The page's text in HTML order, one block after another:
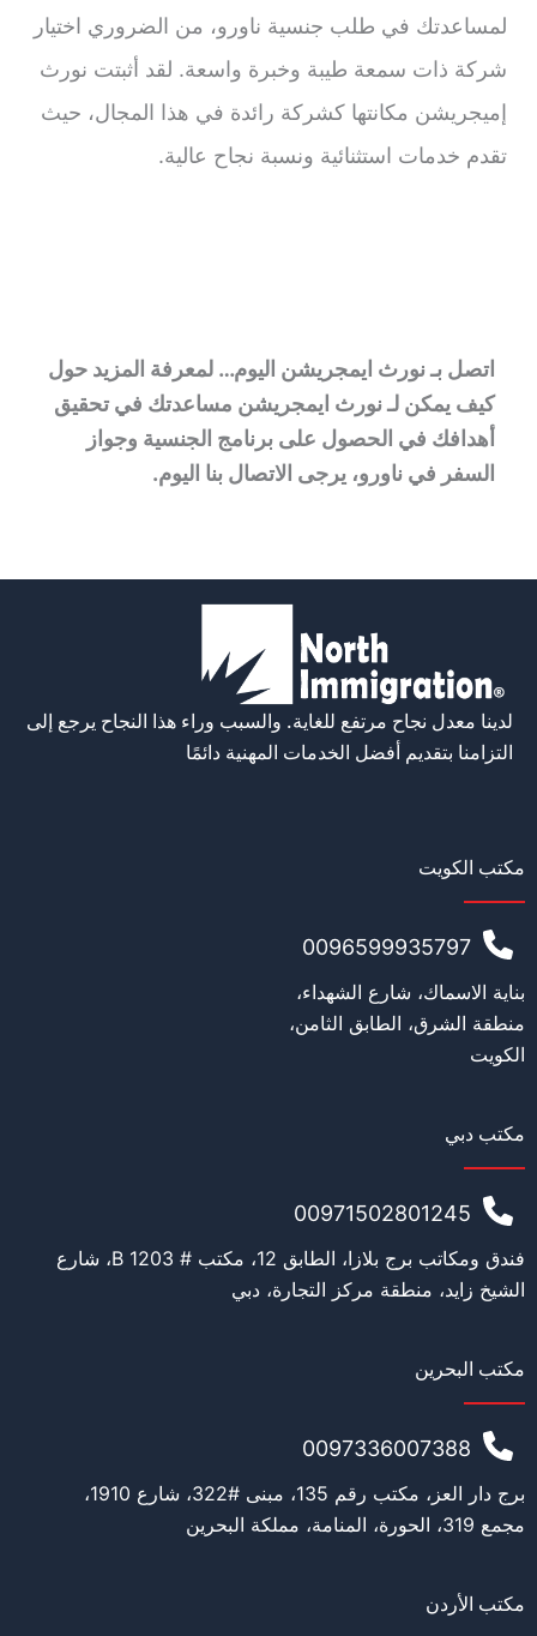
لمساعدتك في طلب جنسية ناورو، من الضروري اختيار
شركة ذات سمعة طيبة وخبرة واسعة. لقد أثبتت نورث
إميجريشن مكانتها كشركة رائدة في هذا المجال، حيث
تقدم خدمات استثنائية ونسبة نجاح عالية.
اتصل بـ نورث ايمجريشن اليوم… لمعرفة المزيد حول
كيف يمكن لـ نورث ايمجريشن مساعدتك في تحقيق
أهدافك في الحصول على برنامج الجنسية وجواز
السفر في ناورو، يرجى الاتصال بنا اليوم.
لدينا معدل نجاح مرتفع للغاية. والسبب وراء هذا النجاح يرجع إلى
التزامنا بتقديم أفضل الخدمات المهنية دائمًا
مكتب الكويت
0096599935797
بناية الاسماك، شارع الشهداء،
منطقة الشرق، الطابق الثامن،
الكويت
مكتب دبي
00971502801245
فندق ومكاتب برج بلازا، الطابق 12، مكتب # 1203 B، شارع
الشيخ زايد، منطقة مركز التجارة، دبي
مكتب البحرين
0097336007388
برج دار العز، مكتب رقم 135، مبنى #322، شارع 1910،
مجمع 319، الحورة، المنامة، مملكة البحرين
مكتب الأردن